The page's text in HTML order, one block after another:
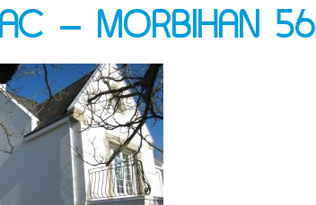
– MORBIHAN 56